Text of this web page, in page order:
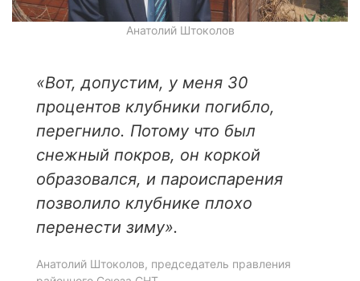
Анатолий Штоколов
«Вот, допустим, у меня 30
процентов клубники погибло,
перегнило. Потому что был
снежный покров, он коркой
образовался, и пароиспарения
позволило клубнике плохо
перенести зиму».
Анатолий Штоколов, председатель правления